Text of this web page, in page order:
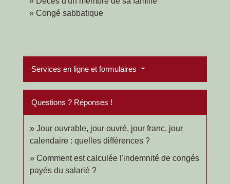
Congé sabbatique
Services en ligne et formulaires
Questions ? Réponses !
Jour ouvrable, jour ouvré, jour franc, jour
calendaire : quelles différences ?
Comment est calculée l'indemnité de congés
payés du salarié ?